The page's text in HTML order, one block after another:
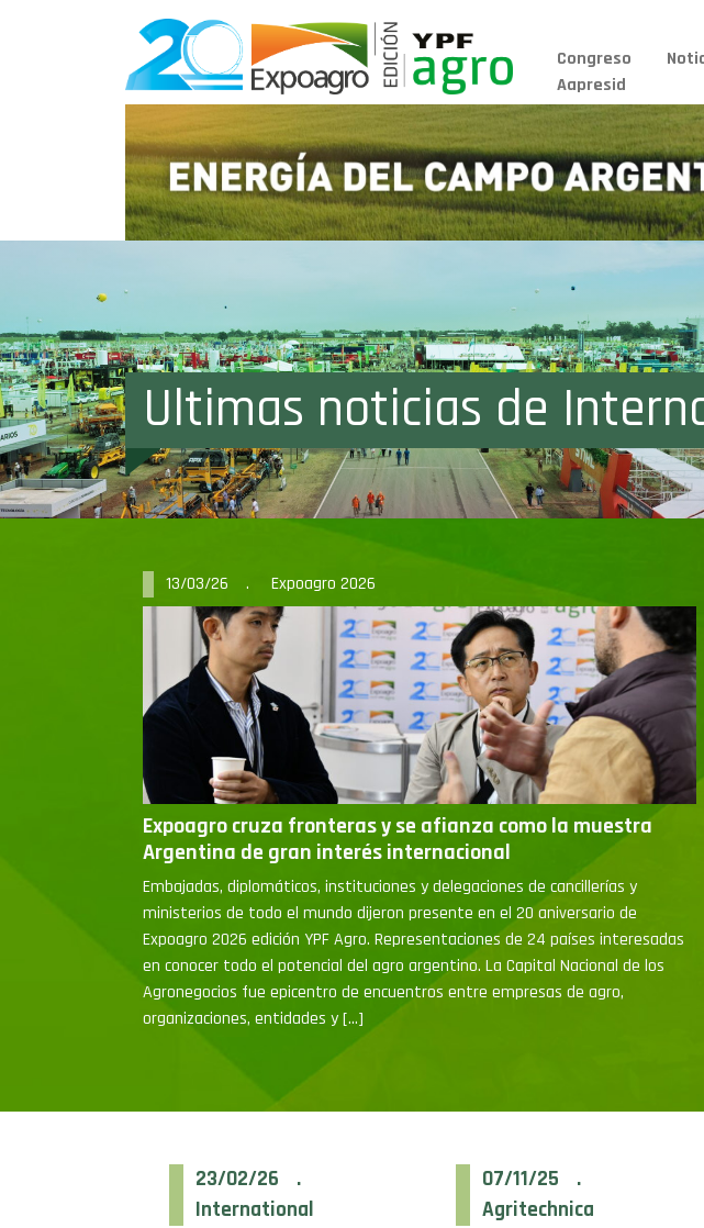
Congreso
Aapresid
Ultimas noticias de
13/03/26 . Expoagro 2026
Expoagro cruza fronteras y se afianza como la muestra
Argentina de gran interés internacional
Embajadas, diplomáticos, instituciones y delegaciones de cancillerías y
ministerios de todo el mundo dijeron presente en el 20 aniversario de
Expoagro 2026 edición YPF Agro. Representaciones de 24 países interesadas
en conocer todo el potencial del agro argentino. La Capital Nacional de los
Agronegocios fue epicentro de encuentros entre empresas de agro,
organizaciones, entidades y […]
23/02/26 .
International
07/11/25 .
Agritechnica